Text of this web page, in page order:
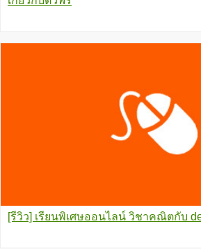
[รีวิว] เรียนพิเศษออนไลน์ วิชาคณิตกับ